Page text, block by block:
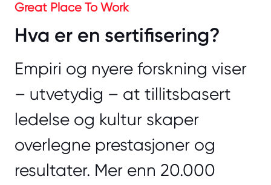
Great Place To Work
Hva er en sertifisering?
Empiri og nyere forskning viser
– utvetydig – at tillitsbasert
ledelse og kultur skaper
overlegne prestasjoner og
resultater. Mer enn 20.000